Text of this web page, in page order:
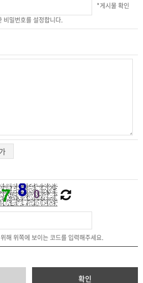
*게시물 확인
비밀번호를 설정합니다.
해 위쪽에 보이는 코드를 입력해주세요.
확인